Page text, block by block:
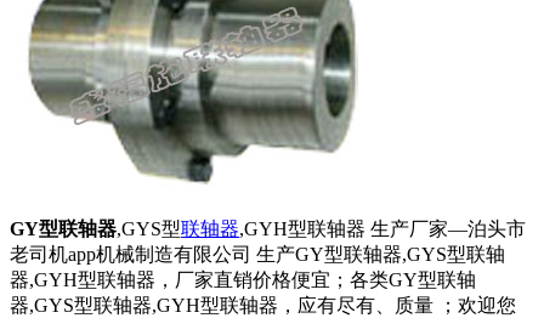
GY型联轴器,GYS型联轴器,GYH型联轴器 生产厂家—泊头市
老司机app机械制造有限公司 生产GY型联轴器,GYS型联轴
器,GYH型联轴器，厂家直销价格便宜；各类GY型联轴
器,GYS型联轴器,GYH型联轴器，应有尽有、质量 ；欢迎您